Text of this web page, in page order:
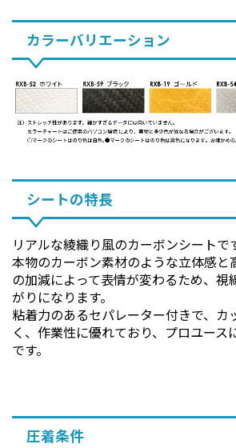
カラーバリエーション
シートの特長
リアルな綾織り風のカーボンシートで
本物のカーボン素材のような立体感と
の加減によって表情が変わるため、視
がりになります。
粘着力のあるセパレーター付きで、カ
く、作業性に優れており、プロユース
です。
圧着条件